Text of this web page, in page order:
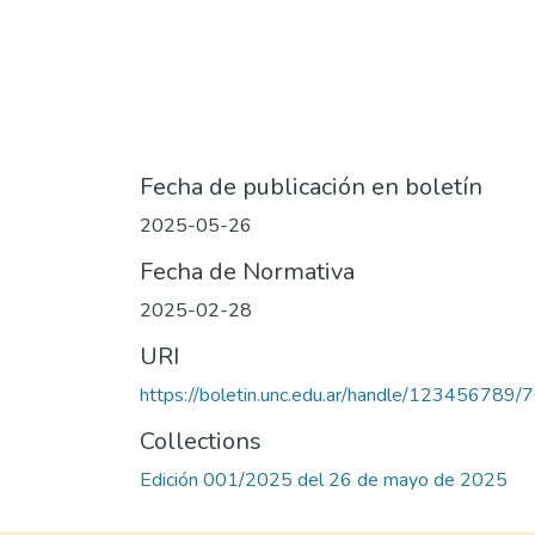
Fecha de publicación en boletín
2025-05-26
Fecha de Normativa
2025-02-28
URI
https://boletin.unc.edu.ar/handle/123456789/
Collections
Edición 001/2025 del 26 de mayo de 2025